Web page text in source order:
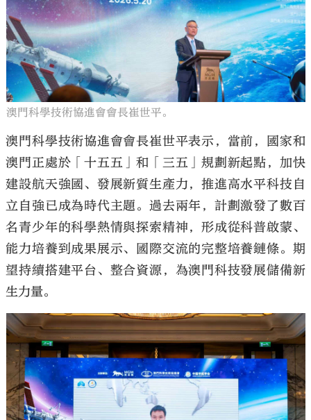
澳門科學技術協進會會長崔世平。
澳門科學技術協進會會長崔世平表示，當前，國家和
澳門正處於「十五五」和「三五」規劃新起點，加快
建設航天強國、發展新質生產力，推進高水平科技自
立自強已成為時代主題。過去兩年，計劃激發了數百
名青少年的科學熱情與探索精神，形成從科普啟蒙、
能力培養到成果展示、國際交流的完整培養鏈條。期
望持續搭建平台、整合資源，為澳門科技發展儲備新
生力量。